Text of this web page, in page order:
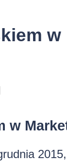
w